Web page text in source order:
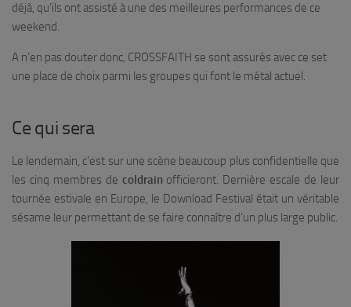
déjà, qu’ils ont assisté à une des meilleures performances de ce
weekend.
A n’en pas douter donc, CROSSFAITH se sont assurés avec ce set
une place de choix parmi les groupes qui font le métal actuel.
Ce qui sera
Le lendemain, c’est sur une scène beaucoup plus confidentielle que
les cinq membres de coldrain officieront. Dernière escale de leur
tournée estivale en Europe, le Download Festival était un véritable
sésame leur permettant de se faire connaître d’un plus large public.